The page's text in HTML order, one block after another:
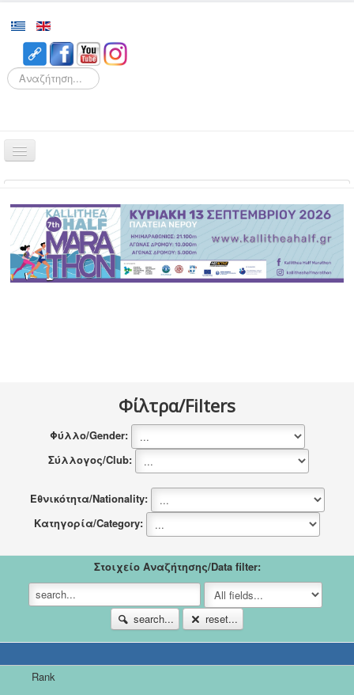
Search
Αγώνες
Διοργάνωση
Εθελοντισμός
Φίλτρα/Filters
Φύλλο/Gender:
Σύλλογος/Club:
Εθνικότητα/Nationality:
Κατηγορία/Category:
Στοιχείο Αναζήτησης/Data filter:
search... reset...
Rank